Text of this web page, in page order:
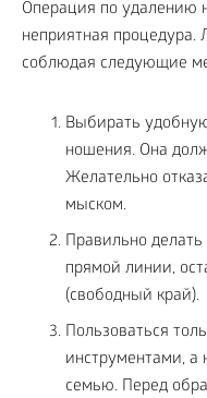
Операция по удалению
неприятная процедура.
соблюдая следующие
Выбирать
ношения. Она
Желательно
мыском.
Правильно
прямой линии,
(свободный край).
Пользоваться
инструментами, а
семью. Перед